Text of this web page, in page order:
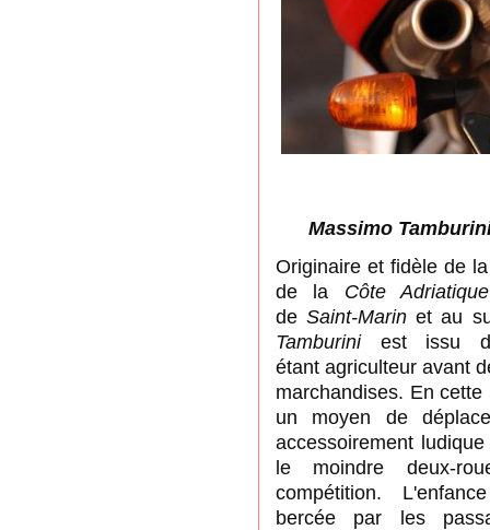
Massimo
Originaire et fidèle de
de la Côte Adriatique
deSaint-Marin etau
Tamburiniest issu
étant agriculteur avant
marchandises. En cette
un moyen de
accessoirement
le moindre deux-
compétition. L'enfance
bercée par les